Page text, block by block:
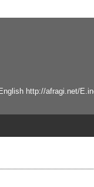
http://afragi.net/